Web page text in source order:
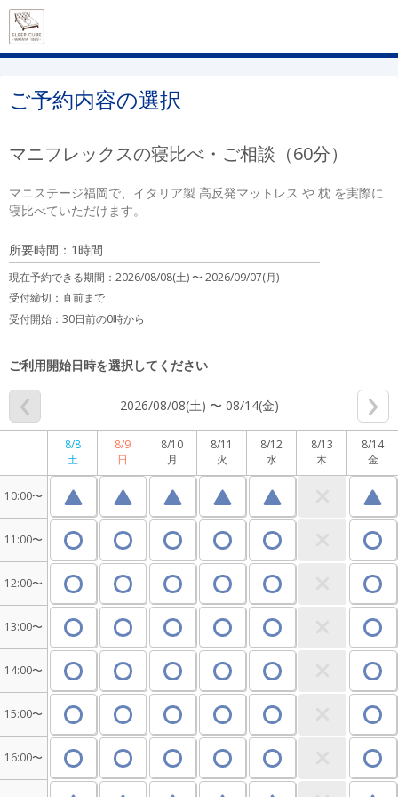
ご予約内容の選択
マニフレックスの寝比べ・ご相談（60分）
マニステージ福岡で、イタリア製 高反発マットレス や 枕 を実際に
寝比べていただけます。
所要時間：1時間
現在予約できる期間： 2026/08/08(土) 〜2026/09/07(月)
受付締切： 直前まで
受付開始： 30日前の0時から
ご利用開始日時を選択してください
2026/08/08(土) 〜 08/14(金)
8/8
土
8/9
日
8/10
月
8/11
火
8/12
水
8/13
木
8/14
金
10:00〜
11:00〜
12:00〜
13:00〜
14:00〜
15:00〜
16:00〜